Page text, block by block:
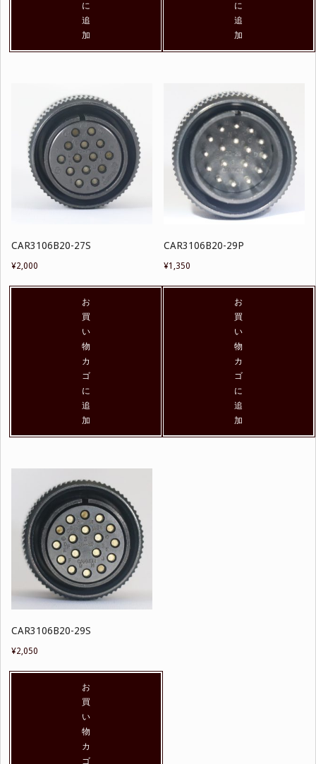
に
追
加
に
追
加
CAR3106B20-27S
¥2,000
お
買
い
物
カ
ゴ
に
追
加
CAR3106B20-29P
¥1,350
お
買
い
物
カ
ゴ
に
追
加
CAR3106B20-29S
¥2,050
お
買
い
物
カ
ゴ